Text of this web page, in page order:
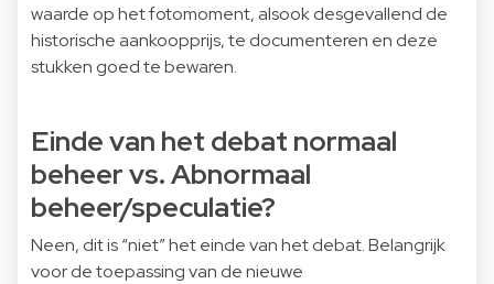
waarde op het fotomoment, alsook desgevallend de
historische aankoopprijs, te documenteren en deze
stukken goed te bewaren.
Einde van het debat normaal
beheer vs. Abnormaal
beheer/speculatie?
Neen, dit is “niet” het einde van het debat. Belangrijk
voor de toepassing van de nieuwe